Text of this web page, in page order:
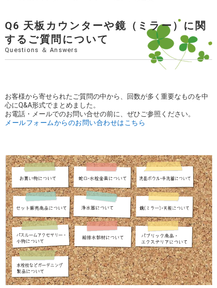
Q6 天板カウンターや鏡（ミラー）に関
するご質問について
Questions ＆ Answers
お客様から寄せられたご質問の中から、回数が多く重要なものを中
心にQ&A形式でまとめました。
お電話・メールでのお問い合せの前に、ぜひご参照ください。
メールフォームからのお問い合わせはこちら